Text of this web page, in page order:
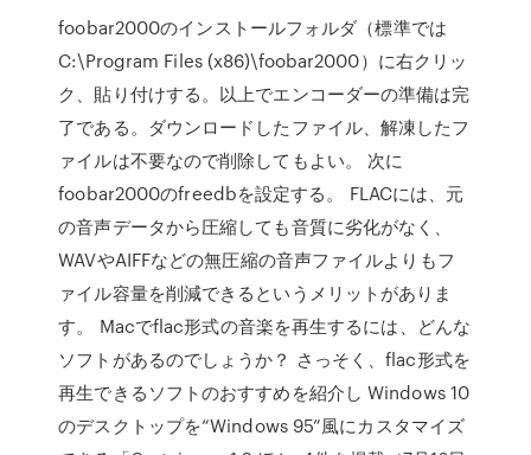
foobar2000のインストールフォルダ（標準では
C:\Program Files (x86)\foobar2000）に右クリッ
ク、貼り付けする。以上でエンコーダーの準備は完
了である。ダウンロードしたファイル、解凍したフ
ァイルは不要なので削除してもよい。 次に
foobar2000のfreedbを設定する。 FLACには、元
の音声データから圧縮しても音質に劣化がなく、
WAVやAIFFなどの無圧縮の音声ファイルよりもフ
ァイル容量を削減できるというメリットがありま
す。 Macでflac形式の音楽を再生するには、どんな
ソフトがあるのでしょうか？ さっそく、flac形式を
再生できるソフトのおすすめを紹介し Windows 10
のデスクトップを“Windows 95”風にカスタマイズ